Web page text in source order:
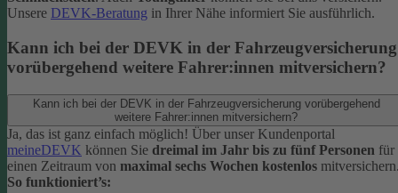
Unsere DEVK-Beratung in Ihrer Nähe informiert Sie ausführlich.
Kann ich bei der DEVK in der Fahrzeugversicherung
vorübergehend weitere Fahrer:innen mitversichern?
Kann ich bei der DEVK in der Fahrzeugversicherung vorübergehend
weitere Fahrer:innen mitversichern?
Ja, das ist ganz einfach möglich! Über unser Kundenportal
meineDEVK können Sie dreimal im Jahr bis zu fünf Personen für
einen Zeitraum von maximal sechs Wochen kostenlos
So funktioniert’s: